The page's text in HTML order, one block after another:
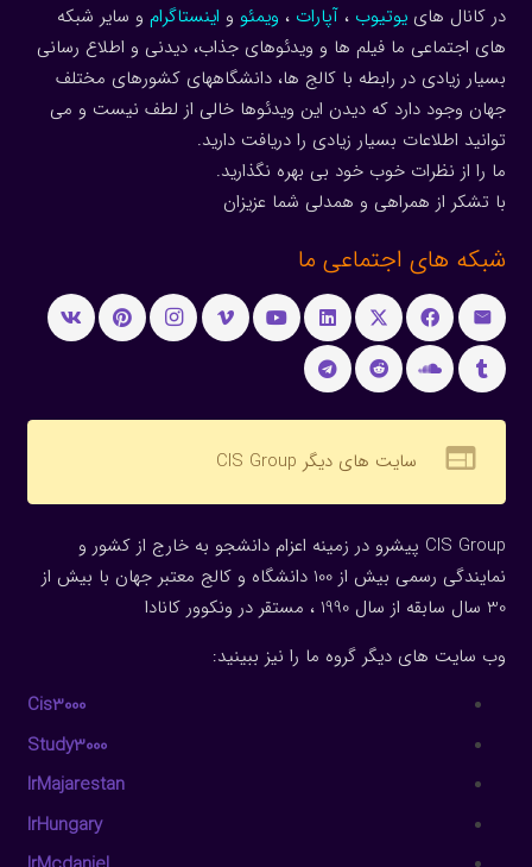
در کانال هاییوتیوب ، آپارات ، ویمئو و اینستاگرام و سایر شبکه
های اجتماعی ما فیلم ها و ویدئوهای جذاب، دیدنی و اطلاع رسانی
بسیار زیادی در رابطه با کالج ها، دانشگاههای کشورهای مختلف
جهان وجود دارد که دیدن این ویدئوها خالی از لطف نیست و می
توانید اطلاعات بسیار زیادی را دریافت دارید.
ما را از نظرات خوب خود بی بهره نگذارید.
با تشکر از همراهی و همدلی شما عزیزان
شبکه های اجتماعی ما
web سایت های دیگر CIS Group
CIS Group پیشرو در زمینه اعزام دانشجو به خارج از کشور و
نمایندگی رسمی بیش از 100 دانشگاه و کالج معتبر جهان با بیش از
30 سال سابقه از سال 1990 ، مستقر در ونکوور کانادا
وب سایت های دیگر گروه ما را نیز ببینید:
Cis3000
Study3000
IrMajarestan
IrHungary